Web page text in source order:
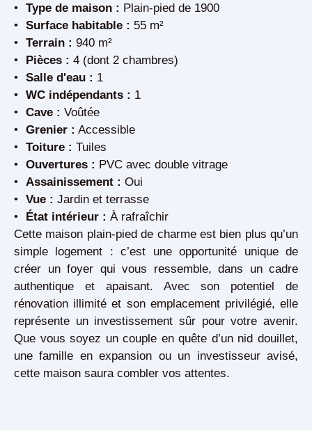
Type de maison : Plain-pied de 1900
Surface habitable : 55 m²
Terrain : 940 m²
Pièces : 4 (dont 2 chambres)
Salle d'eau : 1
WC indépendants : 1
Cave : Voûtée
Grenier : Accessible
Toiture : Tuiles
Ouvertures : PVC avec double vitrage
Assainissement : Oui
Vue : Jardin et terrasse
État intérieur : À rafraîchir
Cette maison plain-pied de charmeest bien plus qu’un
simple logement : c’est uneopportunité uniquede
créer un foyer qui vous ressemble, dans un cadre
authentique et apaisant. Avec son potentiel de
rénovation illimité et son emplacement privilégié, elle
représente un investissement sûr pour votre avenir.
Que vous soyez un couple en quête d’un nid douillet,
une famille en expansion ou un investisseur avisé,
cette maison saura combler vos attentes.